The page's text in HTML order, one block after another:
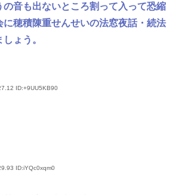
の音も出ないところ割って入って恐縮
に穂積陳重せんせいの法窓夜話・続法
ょう。
ID:+9UU5KB90
ID:iYQc0xqm0